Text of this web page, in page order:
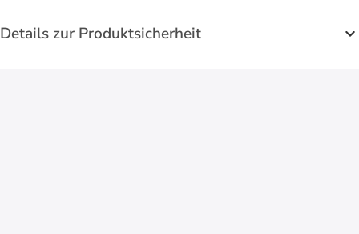
Details zur Produktsicherheit